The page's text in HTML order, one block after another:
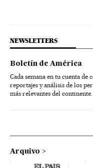
NEWSLETTERS
Boletín de América
Cada semana en tu cuenta de
reportajes y análisis de los
más relevantes del continente.
Arquivo